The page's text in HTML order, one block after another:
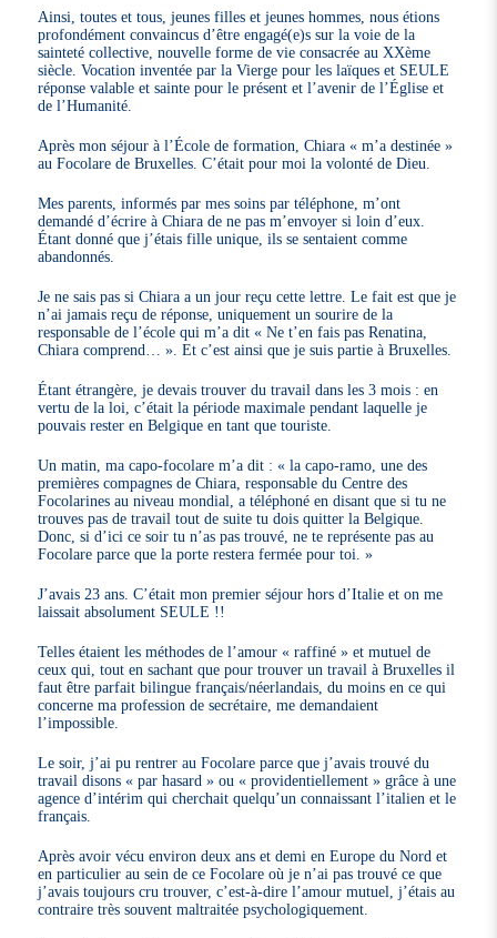
Ainsi, toutes et tous, jeunes filles et jeunes hommes, nous étions
profondément convaincus d’être engagé(e)s sur la voie de la
sainteté collective, nouvelle forme de vie consacrée au XXème
siècle. Vocation inventée par la Vierge pour les laïques et SEULE
réponse valable et sainte pour le présent et l’avenir de l’Église et
de l’Humanité.
Après mon séjour à l’École de formation, Chiara « m’a destinée »
au Focolare de Bruxelles. C’était pour moi la volonté de Dieu.
Mes parents, informés par mes soins par téléphone, m’ont
demandé d’écrire à Chiara de ne pas m’envoyer si loin d’eux.
Étant donné que j’étais fille unique, ils se sentaient comme
abandonnés.
Je ne sais pas si Chiara a un jour reçu cette lettre. Le fait est que je
n’ai jamais reçu de réponse, uniquement un sourire de la
responsable de l’école qui m’a dit « Ne t’en fais pas Renatina,
Chiara comprend… ». Et c’est ainsi que je suis partie à Bruxelles.
Étant étrangère, je devais trouver du travail dans les 3 mois : en
vertu de la loi, c’était la période maximale pendant laquelle je
pouvais rester en Belgique en tant que touriste.
Un matin, ma capo-focolare m’a dit : « la capo-ramo, une des
premières compagnes de Chiara, responsable du Centre des
Focolarines au niveau mondial, a téléphoné en disant que si tu ne
trouves pas de travail tout de suite tu dois quitter la Belgique.
Donc, si d’ici ce soir tu n’as pas trouvé, ne te représente pas au
Focolare parce que la porte restera fermée pour toi. »
J’avais 23 ans. C’était mon premier séjour hors d’Italie et on me
laissait absolument SEULE !!
Telles étaient les méthodes de l’amour « raffiné » et mutuel de
ceux qui, tout en sachant que pour trouver un travail à Bruxelles il
faut être parfait bilingue français/néerlandais, du moins en ce qui
concerne ma profession de secrétaire, me demandaient
l’impossible.
Le soir, j’ai pu rentrer au Focolare parce que j’avais trouvé du
travail disons « par hasard » ou « providentiellement » grâce à une
agence d’intérim qui cherchait quelqu’un connaissant l’italien et le
français.
Après avoir vécu environ deux ans et demi en Europe du Nord et
en particulier au sein de ce Focolare où je n’ai pas trouvé ce que
j’avais toujours cru trouver, c’est-à-dire l’amour mutuel, j’étais au
contraire très souvent maltraitée psychologiquement.